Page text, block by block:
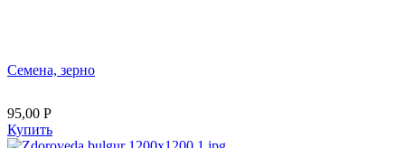
Семена, зерно
95,00 Р
Купить